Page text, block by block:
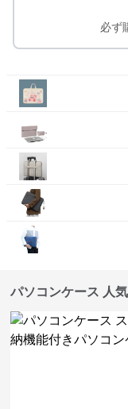
必ず
パソコンケース 人